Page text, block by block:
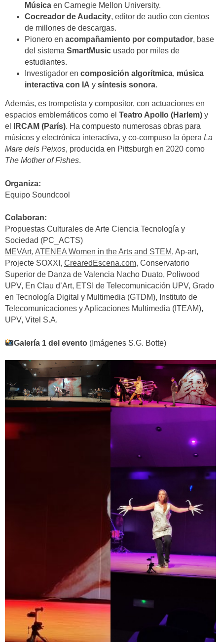
Música en Carnegie Mellon University.
Cocreador de Audacity, editor de audio con cientos
de millones de descargas.
Pionero en acompañamiento por computador, base
del sistema SmartMusic usado por miles de
estudiantes.
Investigador en composición algorítmica, música
interactiva con IA y síntesis sonora.
Además, es trompetista y compositor, con actuaciones en
espacios emblemáticos como el Teatro Apollo (Harlem) y
el
IRCAM (París). Ha compuesto numerosas obras para
músicos y electrónica interactiva, y co-compuso la ópera La
Mare dels Peixos, producida en Pittsburgh en 2020 como
The Mother of Fishes.
Organiza:
Equipo Soundcool
Colaboran:
Propuestas Culturales de Arte Ciencia Tecnología y
Sociedad (PC_ACTS)
MEVArt, ATENEA Women in the Arts and STEM, Ap-art,
Projecte SOXXI, CrearedEscena.com, Conservatorio
Superior de Danza de Valencia Nacho Duato, Poliwood
UPV, En Clau d’Art, ETSI de Telecomunicación UPV, Grado
en Tecnología Digital y Multimedia (GTDM), Instituto de
Telecomunicaciones y Aplicaciones Multimedia (ITEAM),
UPV, Vitel S.A.
Galería 1 del evento(Imágenes S.G. Botte)